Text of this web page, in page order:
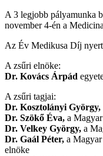
A 3 legjobb pályamunka
november 4-én a
Az Év Medikusa Díj
A zsűri elnöke:
Dr. Kovács Árpád
A zsűri tagjai:
Dr. Kosztolányi György,
Dr. Szökő Éva, a
Dr. Velkey György, a
Dr. Gaál Péter, a
elnöke